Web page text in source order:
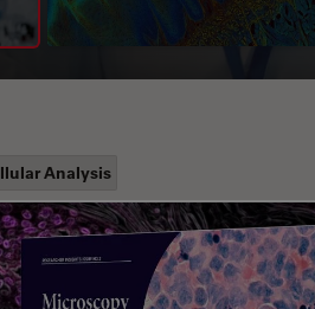
Analysis